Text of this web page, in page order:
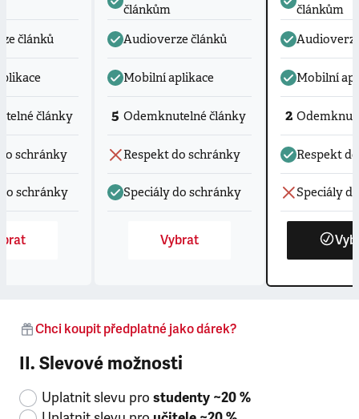
článků
články
schránky
schránky
článkům
Audioverze článků
Mobilní aplikace
5 Odemknutelné články
Respekt do schránky
Speciály do schránky
Vybrat
článkům
Mobilní
2
Respekt
Speciály
Chci koupit předplatné jako dárek?
II. Slevové možnosti
Uplatnit slevu pro studenty ~20 %